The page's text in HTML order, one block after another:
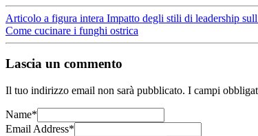
Articolo a figura intera Impatto degli stili di leadership
Come cucinare i funghi ostrica
Lascia un commento
Il tuo indirizzo email non sarà pubblicato. I campi
Name*
Email Address*